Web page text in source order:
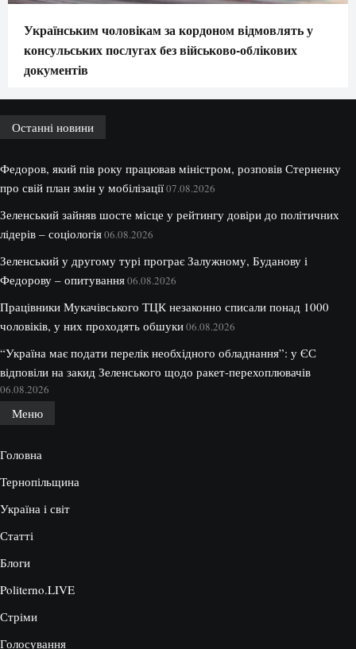
Українським чоловікам за кордоном відмовлять у
консульських послугах без військово-облікових
документів
Останні новини
Федоров, який пів року працював міністром, розповів Стерненку
про свій план змін у мобілізації07.08.2026
Зеленський зайняв шосте місце у рейтингу довіри до політичних
лідерів – соціологія06.08.2026
Зеленський у другому турі програє Залужному, Буданову і
Федорову – опитування06.08.2026
Працівники Мукачівського ТЦК незаконно списали понад 1000
чоловіків, у них проходять обшуки06.08.2026
“Україна має подати перелік необхідного обладнання”: у ЄС
відповіли на закид Зеленського щодо ракет-перехоплювачів
06.08.2026
Меню
Головна
Тернопільщина
Україна і світ
Статті
Блоги
Politerno.LIVE
Стріми
Голосування